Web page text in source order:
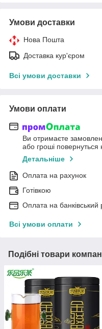
Умови доставки
Нова Пошта
Доставка кур'єром
Всі умови доставки
Умови оплати
Ви отримаєте
або гроші повернуться
Детальніше
Оплата на рахунок
Готівкою
Оплата на банківський
Всі умови оплати
Подібні товари